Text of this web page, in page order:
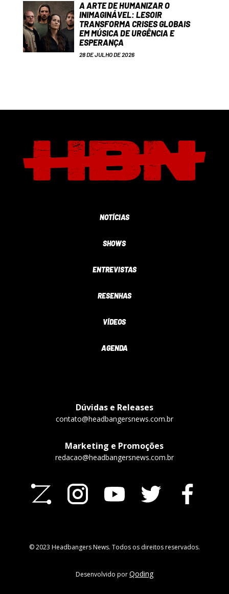
A ARTE DE HUMANIZAR O
INIMAGINÁVEL: LESOIR
TRANSFORMA CRISES GLOBAIS
EM MÚSICA DE URGÊNCIA E
ESPERANÇA
28 DE JULHO DE 2026
NOTÍCIAS
SHOWS
ENTREVISTAS
RESENHAS
VÍDEOS
AGENDA
Dúvidas e Releases
contato@headbangersnews.com.br
Marketing e Promoções
redacao@headbangersnews.com.br
© 2023 Headbangers News. Todos os direitos reservados.
Desenvolvido porQoding